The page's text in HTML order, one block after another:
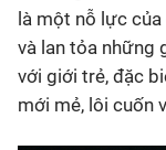
là một nỗ lực
và lan tỏa những
với giới trẻ, đặc
mới mẻ, lôi cuốn